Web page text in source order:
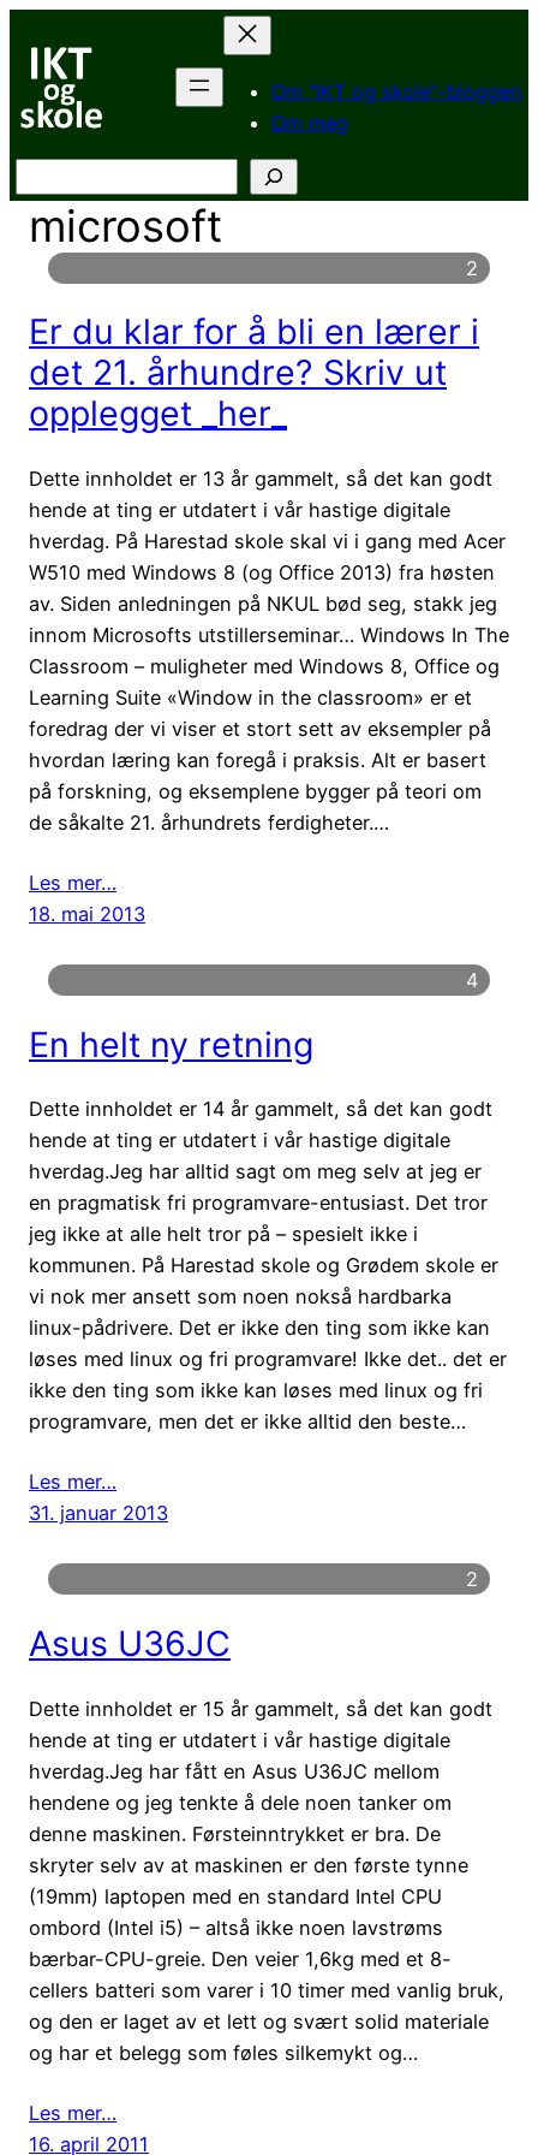
innhold
Om “IKT og skole”-bloggen
Om meg
microsoft
2
Er du klar for å bli en lærer i
det 21. århundre? Skriv ut
opplegget _her_
Dette innholdet er 13 år gammelt, så det kan godt
hende at ting er utdatert i vår hastige digitale
hverdag. På Harestad skole skal vi i gang med Acer
W510 med Windows 8 (og Office 2013) fra høsten
av. Siden anledningen på NKUL bød seg, stakk jeg
innom Microsofts utstillerseminar… Windows In The
Classroom – muligheter med Windows 8, Office og
Learning Suite «Window in the classroom» er et
foredrag der vi viser et stort sett av eksempler på
hvordan læring kan foregå i praksis. Alt er basert
på forskning, og eksemplene bygger på teori om
de såkalte 21. århundrets ferdigheter.…
Les mer…
18. mai 2013
4
En helt ny retning
Dette innholdet er 14 år gammelt, så det kan godt
hende at ting er utdatert i vår hastige digitale
hverdag.Jeg har alltid sagt om meg selv at jeg er
en pragmatisk fri programvare-entusiast. Det tror
jeg ikke at alle helt tror på – spesielt ikke i
kommunen. På Harestad skole og Grødem skole er
vi nok mer ansett som noen nokså hardbarka
linux-pådrivere. Det er ikke den ting som ikke kan
løses med linux og fri programvare! Ikke det.. det er
ikke den ting som ikke kan løses med linux og fri
programvare, men det er ikke alltid den beste…
Les mer…
31. januar 2013
2
Asus U36JC
Dette innholdet er 15 år gammelt, så det kan godt
hende at ting er utdatert i vår hastige digitale
hverdag.Jeg har fått en Asus U36JC mellom
hendene og jeg tenkte å dele noen tanker om
denne maskinen. Førsteinntrykket er bra. De
skryter selv av at maskinen er den første tynne
(19mm) laptopen med en standard Intel CPU
ombord (Intel i5) – altså ikke noen lavstrøms
bærbar-CPU-greie. Den veier 1,6kg med et 8-
cellers batteri som varer i 10 timer med vanlig bruk,
og den er laget av et lett og svært solid materiale
og har et belegg som føles silkemykt og…
Les mer…
16. april 2011